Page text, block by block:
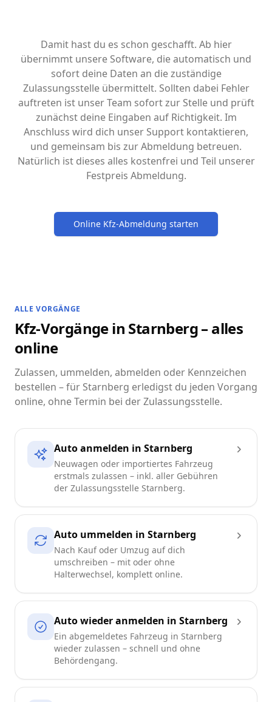
Damit hast du es schon geschafft. Ab hier
übernimmt unsere Software, die automatisch und
sofort deine Daten an die zuständige
Zulassungsstelle übermittelt. Sollten dabei Fehler
auftreten ist unser Team sofort zur Stelle und prüft
zunächst deine Eingaben auf Richtigkeit. Im
Anschluss wird dich unser Support kontaktieren,
und gemeinsam bis zur Abmeldung betreuen.
Natürlich ist dieses alles kostenfrei und Teil unserer
Festpreis Abmeldung.
Online Kfz-Abmeldung starten
ALLE VORGÄNGE
Kfz-Vorgänge in Starnberg – alles
online
Zulassen, ummelden, abmelden oder Kennzeichen
bestellen – für Starnberg erledigst du jeden Vorgang
online, ohne Termin bei der Zulassungsstelle.
Auto anmelden in Starnberg
Neuwagen oder importiertes Fahrzeug
erstmals zulassen – inkl. aller Gebühren
der Zulassungsstelle Starnberg.
Auto ummelden in Starnberg
Nach Kauf oder Umzug auf dich
umschreiben – mit oder ohne
Halterwechsel, komplett online.
Auto wieder anmelden in Starnberg
Ein abgemeldetes Fahrzeug in Starnberg
wieder zulassen – schnell und ohne
Behördengang.